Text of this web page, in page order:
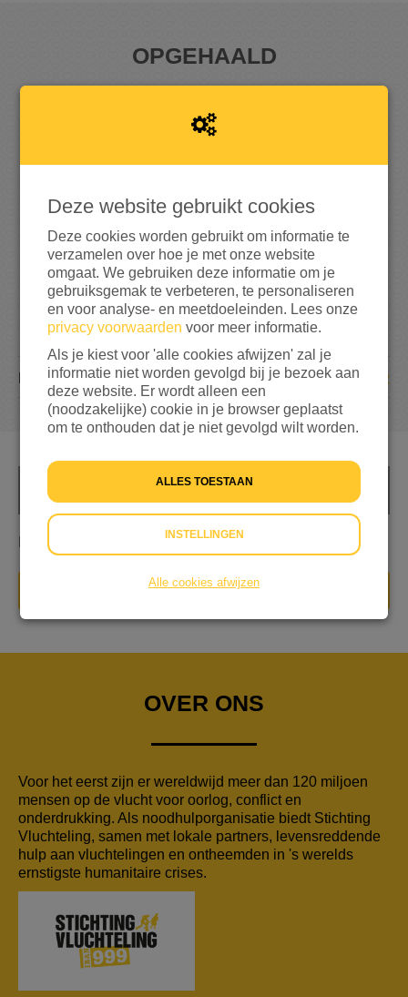
OPGEHAALD
2 5
125% bereikt van mijn streefbedrag € 20
2
DONATIES
INFO
Hulp geven
DONEER NU
OVER ONS
Voor het eerst zijn er wereldwijd meer dan 120 miljoen
mensen op de vlucht voor oorlog, conflict en
onderdrukking. Als noodhulporganisatie biedt Stichting
Vluchteling, samen met lokale partners, levensreddende
hulp aan vluchtelingen en ontheemden in 's werelds
ernstigste humanitaire crises.
Deze website gebruikt cookies
Deze cookies worden gebruikt om informatie te
verzamelen over hoe je met onze website
omgaat. We gebruiken deze informatie om je
gebruiksgemak te verbeteren, te personaliseren
en voor analyse- en meetdoeleinden. Lees onze
privacy voorwaarden voor meer informatie.
Als je kiest voor 'alle cookies afwijzen' zal je
informatie niet worden gevolgd bij je bezoek aan
deze website. Er wordt alleen een
(noodzakelijke) cookie in je browser geplaatst
om te onthouden dat je niet gevolgd wilt worden.
ALLES TOESTAAN
INSTELLINGEN
Alle cookies afwijzen